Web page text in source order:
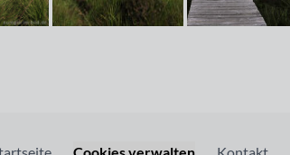
Cookies verwalten Kontakt